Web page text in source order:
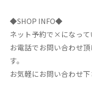
◆SHOP INFO◆
ネット予約で×になって
お電話でお問い合わせ
す。
お気軽にお問い合わせ下